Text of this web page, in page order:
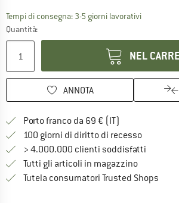
Tempi di consegna: 3-5 giorni lavorativiIl link si
Quantità:
NEL
ANNOTA
Porto franco da 69 € (IT)
100 giorni di diritto di recessoVai alla
> 4.000.000 clienti soddisfatti
Tutti gli articoli in magazzino
Tutela consumatori Trusted Shops